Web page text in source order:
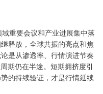
要会议和产业进展集中落
释放，全球共振的亮点和焦
是从渗透率、行情演进节奏
期仍在半途。短期拥挤度引
的持续验证，才是行情延续